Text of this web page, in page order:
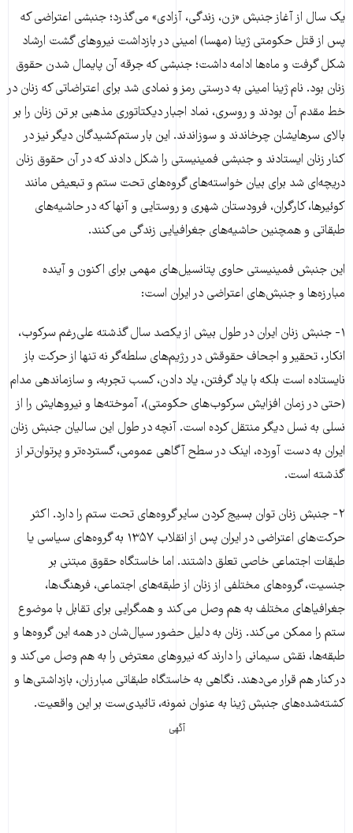
یک سال از آغاز جنبش «زن، زندگی، آزادی» می‌گذرد؛ جنبشی اعتراضی که
پس از قتل حکومتی ژینا (مهسا) امینی در بازداشت نیروهای گشت ارشاد
شکل گرفت و ماه‌ها ادامه داشت؛ جنبشی که جرقه‌ آن پایمال شدن حقوق
زنان بود. نام ژینا امینی به درستی رمز و نمادی شد برای اعتراضاتی که زنان در
خط مقدم آن بودند و روسری، نماد اجبار دیکتاتوری مذهبی بر تن زنان را بر
بالای سرهایشان چرخاندند و سوزاندند. این بار ستم‌کشیدگان دیگر نیز در
کنار زنان ایستادند و جنبشی فمینیستی را شکل دادند که در آن حقوق زنان
دریچه‌ای شد برای بیان خواسته‌های گروه‌های تحت ستم و تبعیض مانند
کوئیرها، کارگران، فرودستان شهری و روستایی و آنها که در حاشیه‌های
طبقاتی و همچنین حاشیه‌های جغرافیایی زندگی می‌کنند.
این جنبش فمینیستی حاوی پتانسیل‌های مهمی برای اکنون و آینده
مبارزه‌ها و جنبش‌های اعتراضی در ایران است:
۱- جنبش زنان ایران در طول بیش از یکصد سال گذشته علی‌رغم سرکوب،
انکار، تحقیر و اجحاف حقوقش در رژیم‌های سلطه‌گر نه تنها از حرکت باز
نایستاده است بلکه با یاد گرفتن، یاد دادن، کسب تجربه، و سازماندهی مدام
(حتی در زمان افزایش سرکوب‌های حکومتی)، آموخته‌ها و نیروهایش را از
نسلی به نسل دیگر منتقل کرده است. آنچه در طول این سالیان جنبش زنان
ایران به دست آورده، اینک در سطح آگاهی عمومی، گسترده‌تر و پرتوان‌تر از
گذشته است.
۲- جنبش زنان توان بسیج کردن سایر گروه‌های تحت ستم را دارد. اکثر
حرکت‌های اعتراضی در ایران پس از انقلاب ۱۳۵۷ به گروه‌های سیاسی یا
طبقات اجتماعی خاصی تعلق داشتند. اما خاستگاه حقوق مبتنی بر
جنسیت، گروه‌های مختلفی از زنان از طبقه‌های اجتماعی، فرهنگ‌ها،
جغرافیاهای مختلف به هم وصل می‌کند و همگرایی برای تقابل با موضوع
ستم را ممکن می‌کند. زنان به دلیل حضور سیال‌شان در همه‌ این گروه‌ها و
طبقه‌ها، نقش سیمانی را دارند که نیروهای معترض را به هم وصل می‌کند و
در کنار هم قرار می‌دهند. نگاهی به خاستگاه طبقاتی مبارزان، بازداشتی‌ها و
کشته‌شده‌های جنبش ژینا به عنوان نمونه، تائیدی‌ست بر این واقعیت.
آگهی